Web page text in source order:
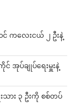
ကလေးငယ် ၂ ဦးနဲ့
အုပ်ချုပ်ရေးမှူးနဲ့
သား ၃ ဦးကို စစ်တပ်